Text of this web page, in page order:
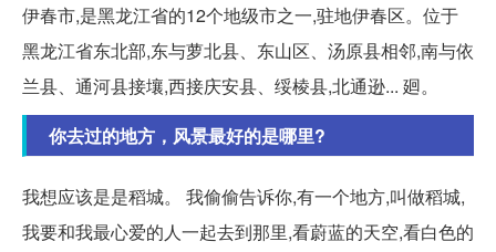
伊春市,是黑龙江省的12个地级市之一,驻地伊春区。位于
黑龙江省东北部,东与萝北县、东山区、汤原县相邻,南与依
兰县、通河县接壤,西接庆安县、绥棱县,北通逊... 廻。
你去过的地方，风景最好的是哪里?
我想应该是是稻城。 我偷偷告诉你,有一个地方,叫做稻城,
我要和我最心爱的人一起去到那里,看蔚蓝的天空,看白色的